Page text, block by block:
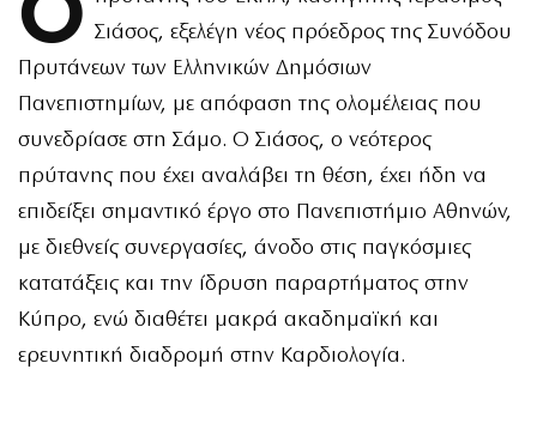
Σιάσος, εξελέγη νέος πρόεδρος της Συνόδου
Πρυτάνεων των Ελληνικών Δημόσιων
Πανεπιστημίων, με απόφαση της ολομέλειας που
συνεδρίασε στη Σάμο. Ο Σιάσος, ο νεότερος
πρύτανης που έχει αναλάβει τη θέση, έχει ήδη να
επιδείξει σημαντικό έργο στο Πανεπιστήμιο Αθηνών,
με διεθνείς συνεργασίες, άνοδο στις παγκόσμιες
κατατάξεις και την ίδρυση παραρτήματος στην
Κύπρο, ενώ διαθέτει μακρά ακαδημαϊκή και
ερευνητική διαδρομή στην Καρδιολογία.